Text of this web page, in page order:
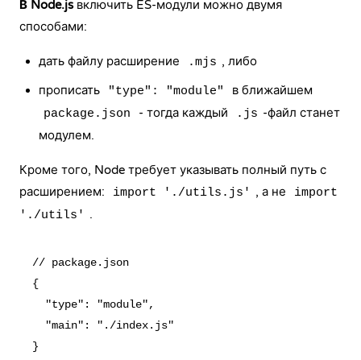
В Node.jsвключить ES-модули можно двумя
способами:
дать файлу расширение .mjs , либо
прописать
"type": "module" в ближайшем
package.json - тогда каждый .js -файл станет
модулем.
Кроме того, Node требует указывать полный путь с
расширением:
import './utils.js' , а не
import
'./utils' .
// package.json
{
  "type": "module",
  "main": "./index.js"